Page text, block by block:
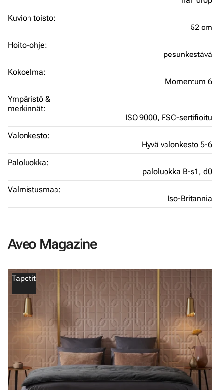
Kuvion toisto:
52 cm
Hoito-ohje:
pesunkestävä
Kokoelma:
Momentum 6
Ympäristö &
merkinnät:
ISO 9000, FSC-sertifioitu
Valonkesto:
Hyvä valonkesto 5-6
Paloluokka:
paloluokka B-s1, d0
Valmistusmaa:
Iso-Britannia
Aveo Magazine
Tapetit